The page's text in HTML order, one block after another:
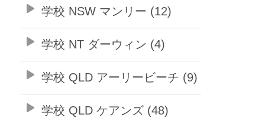
学校 NSW マンリー (12)
学校 NT ダーウィン (4)
学校 QLD アーリービーチ (9)
学校 QLD ケアンズ (48)